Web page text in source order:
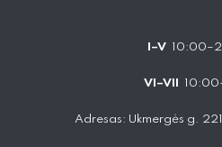
I–V
VI–VII
Adresas: Ukmergės g.